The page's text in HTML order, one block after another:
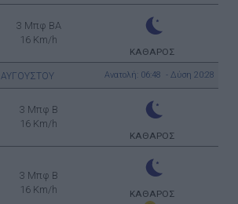
3 Μπφ BA
16 Km/h
ΚΑΘΑΡΟΣ
ΑΥΓΟΥΣΤΟΥ Ανατολή: 06:48 - Δύση 20:28
3 Μπφ B
16 Km/h
ΚΑΘΑΡΟΣ
3 Μπφ B
16 Km/h
ΚΑΘΑΡΟΣ